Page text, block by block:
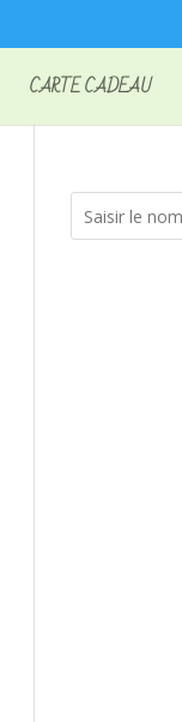
CARTE CADEAU